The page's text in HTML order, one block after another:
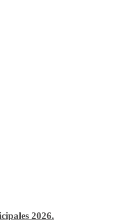
2026.